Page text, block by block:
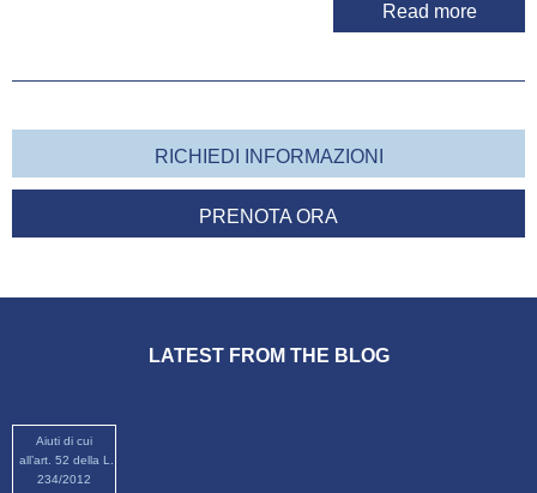
Read more
RICHIEDI INFORMAZIONI
PRENOTA ORA
LATEST FROM THE BLOG
Aiuti di cui
all’art. 52 della L.
234/2012